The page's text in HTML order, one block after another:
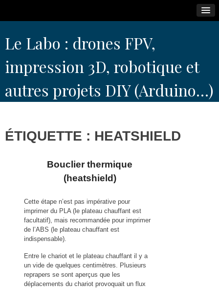
to
content
Le Labo : drones FPV,
impression 3D, robotique et
autres projets DIY (Arduino…)
ÉTIQUETTE : HEATSHIELD
Bouclier thermique
(heatshield)
Cette étape n’est pas impérative pour
imprimer du PLA (le plateau chauffant est
facultatif), mais recommandée pour imprimer
de l’ABS (le plateau chauffant est
indispensable).
Entre le chariot et le plateau chauffant il y a
un vide de quelques centimètres. Plusieurs
reprapers se sont aperçus que les
déplacements du chariot provoquait un flux